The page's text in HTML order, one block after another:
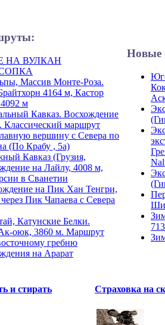
НА ВУЛКАН
Массив Монте-Роза.
4164 м, Кастор
м
Кавказ. Восхождение
маршрут
вершину с Севера по
(По Крабу , 5а)
Кавказ (Грузия,
на Лайлу, 4008 м,
в Сванетии
на Пик Хан Тенгри,
Пик Чапаева с Севера
Катунские Белки.
оюк, 3860 м. Маршрут
гребню
на Арарат
Новые
и стирать
Страховка на